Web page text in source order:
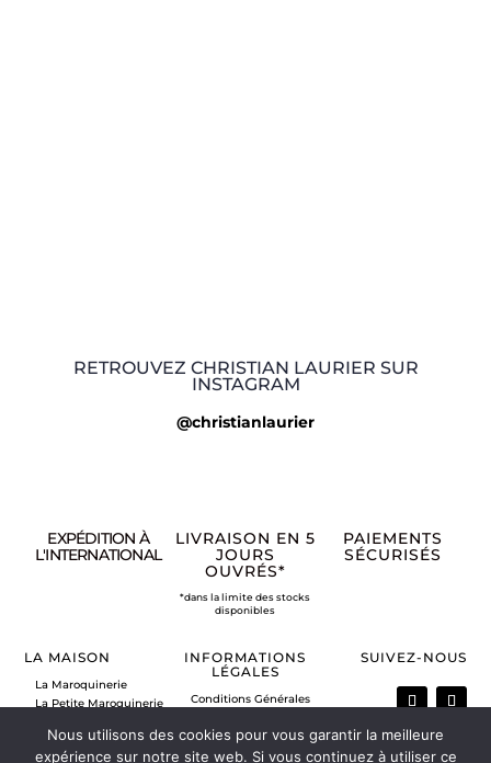
RETROUVEZ CHRISTIAN LAURIER SUR
INSTAGRAM
@christianlaurier
EXPÉDITION À
L'INTERNATIONAL
LIVRAISON EN 5
JOURS
OUVRÉS*
*dans la limite des stocks
disponibles
PAIEMENTS
SÉCURISÉS
LA MAISON
La Maroquinerie
La Petite Maroquinerie
Nous contacter
INFORMATIONS
LÉGALES
Conditions Générales
Mentions légales
Politique de retour
SUIVEZ-NOUS
Nous utilisons des cookies pour vous garantir la meilleure
expérience sur notre site web. Si vous continuez à utiliser ce